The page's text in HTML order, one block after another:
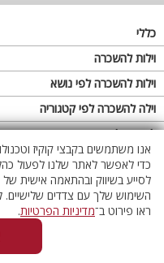
כללי
מגזין
פרסום באתר
תקנון
מדיניות פרטיות
וילות להשכרה
וילות בצפון
וילות במרכז
וילות בדרום
וילות באילת
וילות בשרון
וילות באזור החרמון
וילות להשכרה לפי נושא
וילה לזוגות
וילות למשפחות
וילות לציבור הדתי
אירוח דרוזי
וילות למסיבות
וילה להשכרה לפי קטגוריה
וילות עם בריכה
וילה עם בריכה מחוממת
וילה עם בריכה מחוממת מקורה
וילות עם סאונה
לופטים להשכרה
לופט
לופטים בצפון
לופטים בדרום
אנו משתמשים בקבצי קוקיז
כדי לאפשר לאתר שלנו לפעול
לסייע בשיווק ובהתאמה אישית
השימוש שלך עם צדדים
ראו פירוט ב־מדיניות הפרטיות.